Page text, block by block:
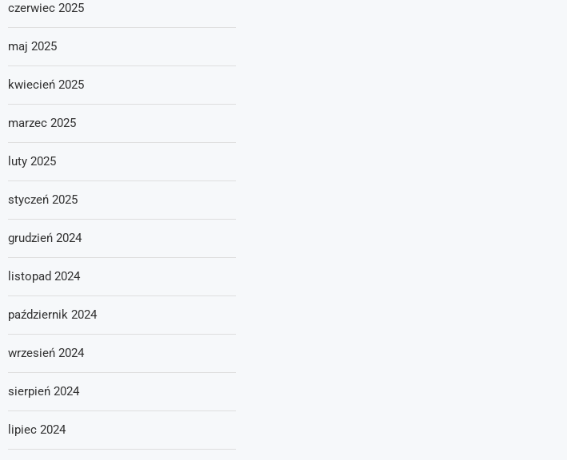
czerwiec 2025
maj 2025
kwiecień 2025
marzec 2025
luty 2025
styczeń 2025
grudzień 2024
listopad 2024
październik 2024
wrzesień 2024
sierpień 2024
lipiec 2024